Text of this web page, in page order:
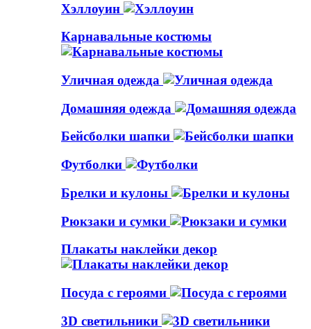
Хэллоуин
Карнавальные костюмы
Уличная одежда
Домашняя одежда
Бейсболки шапки
Футболки
Брелки и кулоны
Рюкзаки и сумки
Плакаты наклейки декор
Посуда с героями
3D светильники